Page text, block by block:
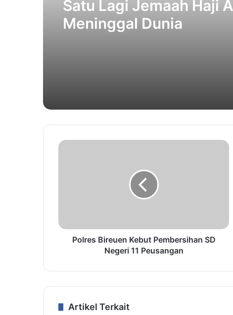
Satu Lagi Jemaah Haji
Meninggal Dunia
Polres Bireuen Kebut Pembersihan SD
Negeri 11 Peusangan
Artikel Terkait